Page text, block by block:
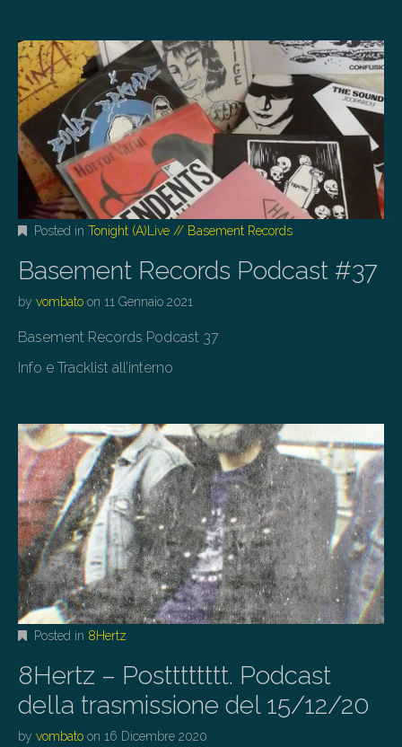
Posted in Tonight (A)Live // Basement Records
Basement Records Podcast #37
by vombato on 11 Gennaio 2021
Basement Records Podcast 37
Info e Tracklist all’interno
Posted in 8Hertz
8Hertz – Postttttttt. Podcast
della trasmissione del 15/12/20
by vombato on 16 Dicembre 2020